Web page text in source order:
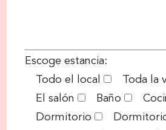
Escoge estancia:
Todo el local
Toda la
El salón
Baño
Dormitorio